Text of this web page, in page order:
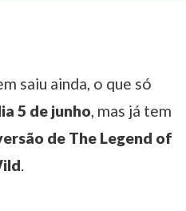
saiu ainda, o que só
5 de junho , mas já tem
de The Legend of